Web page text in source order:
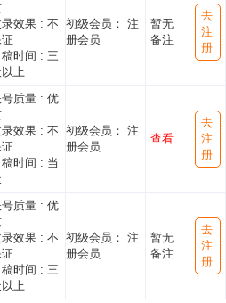
效果 : 不
时间 : 三
以上
初级会员： 注
册会员
暂无
备注
去
注
册
号质量 : 优
效果 : 不
时间 : 当
初级会员： 注
册会员
查看
去
注
册
号质量 : 优
效果 : 不
时间 : 三
以上
初级会员： 注
册会员
暂无
备注
去
注
册